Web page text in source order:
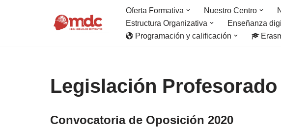
Oferta Formativa Nuestro Centro
Estructura Organizativa
Enseñanza
Programación y calificación
Legislación Profesorado
Convocatoria de Oposición 2020